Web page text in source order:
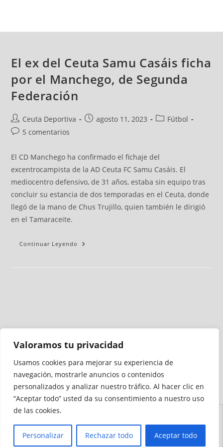
Valoramos tu privacidad
Usamos cookies para mejorar su experiencia de
navegación, mostrarle anuncios o contenidos
personalizados y analizar nuestro tráfico. Al hacer clic en
“Aceptar todo” usted da su consentimiento a nuestro uso
de las cookies.
Personalizar Rechazar todo Aceptar todo
El ex del Ceuta Samu Casáis ficha
por el Manchego, de Segunda
Federación
Ceuta Deportiva agosto 11, 2023
Fútbol
5 comentarios
El CD Manchego ha confirmado el fichaje del
excentrocampista de la AD Ceuta FC Samu Casáis. El
mediocentro defensivo, de 31 años, estaba sin equipo tras
concluir su estancia de dos temporadas en el Ceuta, donde
llegó de la mano de Chus Trujillo, quien también le dirigió
en el Tamaraceite.
Continuar Leyendo
Medio auditado por
Accesibilidad
Sitio
Cookies
Privacidad